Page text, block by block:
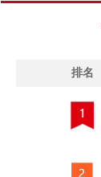
排名